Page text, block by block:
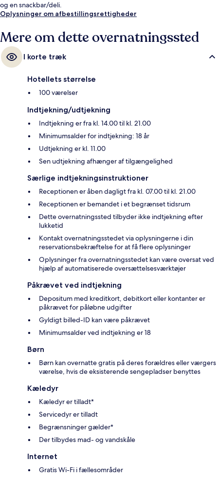
og en snackbar/deli.
Oplysninger om afbestillingsrettigheder
Mere om dette overnatningssted
I korte træk
Hotellets størrelse
100 værelser
Indtjekning/udtjekning
Indtjekning er fra kl. 14.00 til kl. 21.00
Minimumsalder for indtjekning: 18 år
Udtjekning er kl. 11.00
Sen udtjekning afhænger af tilgængelighed
Særlige indtjekningsinstruktioner
Receptionen er åben dagligt fra kl. 07.00 til kl. 21.00
Receptionen er bemandet i et begrænset tidsrum
Dette overnatningssted tilbyder ikke indtjekning efter
lukketid
Kontakt overnatningsstedet via oplysningerne i din
reservationsbekræftelse for at få flere oplysninger
Oplysninger fra overnatningsstedet kan være oversat ved
hjælp af automatiserede oversættelsesværktøjer
Påkrævet ved indtjekning
Depositum med kreditkort, debitkort eller kontanter er
påkrævet for påløbne udgifter
Gyldigt billed-ID kan være påkrævet
Minimumsalder ved indtjekning er 18
Børn
Børn kan overnatte gratis på deres forældres eller værgers
værelse, hvis de eksisterende sengepladser benyttes
Kæledyr
Kæledyr er tilladt*
Servicedyr er tilladt
Begrænsninger gælder*
Der tilbydes mad- og vandskåle
Internet
Gratis Wi-Fi i fællesområder